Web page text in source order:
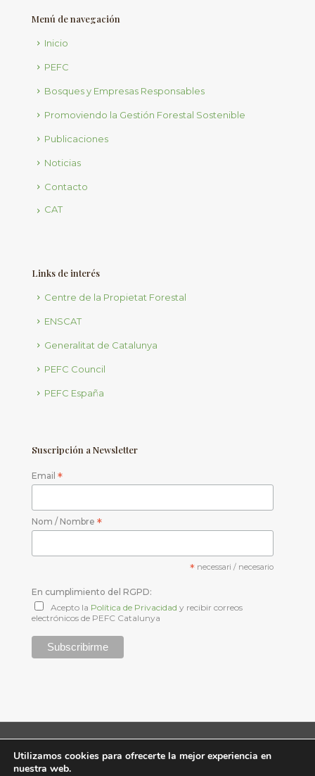
Menú de navegación
Inicio
PEFC
Bosques y Empresas Responsables
Promoviendo la Gestión Forestal Sostenible
Publicaciones
Noticias
Contacto
CAT
Links de interés
Centre de la Propietat Forestal
ENSCAT
Generalitat de Catalunya
PEFC Council
PEFC España
Suscripción a Newsletter
Email *
Nom / Nombre *
*necessari / necesario
En cumplimiento del RGPD:
Acepto la Política de Privacidad y recibir correos
electrónicos de PEFC Catalunya
© PEFC Catalunya - Aviso Legal y Privacidad - Cookies
Tel. 93 574 70 39 - info@pefc.cat
Utilizamos cookies para ofrecerte la mejor experiencia en
nuestra web.